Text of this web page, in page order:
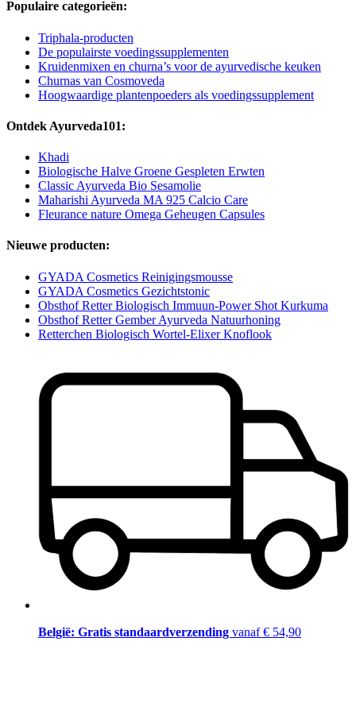
Populaire categorieën:
Triphala-producten
De populairste voedingssupplementen
Kruidenmixen en churna’s voor de ayurvedische keuken
Churnas van Cosmoveda
Hoogwaardige plantenpoeders als voedingssupplement
Ontdek Ayurveda101:
Khadi
Biologische Halve Groene Gespleten Erwten
Classic Ayurveda Bio Sesamolie
Maharishi Ayurveda MA 925 Calcio Care
Fleurance nature Omega Geheugen Capsules
Nieuwe producten:
GYADA Cosmetics Reinigingsmousse
GYADA Cosmetics Gezichtstonic
Obsthof Retter Biologisch Immuun-Power Shot Kurkuma
Obsthof Retter Gember Ayurveda Natuurhoning
Retterchen Biologisch Wortel-Elixer Knoflook
België: Gratis standaardverzending vanaf € 54,90